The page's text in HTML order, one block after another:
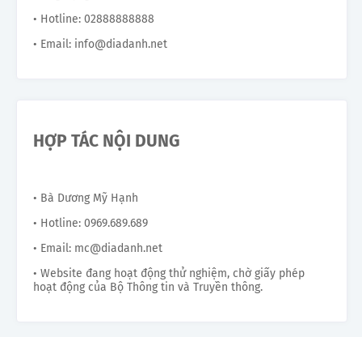
• Hotline: 02888888888
• Email: info@diadanh.net
HỢP TÁC NỘI DUNG
• Bà Dương Mỹ Hạnh
• Hotline: 0969.689.689
• Email: mc@diadanh.net
• Website đang hoạt động thử nghiệm, chờ giấy phép
hoạt động của Bộ Thông tin và Truyền thông.